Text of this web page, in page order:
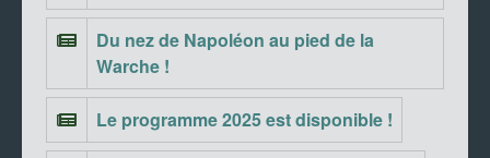
Du nez de Napoléon au pied de la
Warche !
Le programme 2025 est disponible !